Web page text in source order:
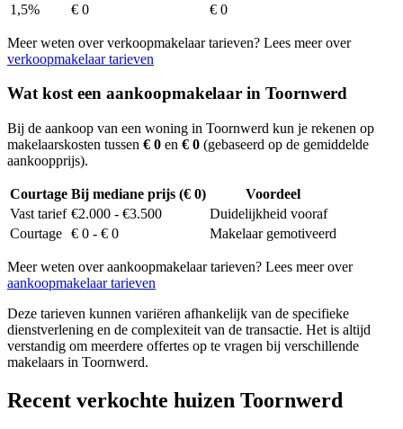
1,5%
€ 0 € 0
Meer weten over verkoopmakelaar tarieven? Lees meer over
verkoopmakelaar tarieven
Wat kost een aankoopmakelaar in Toornwerd
Bij de aankoop van een woning in Toornwerd kun je rekenen op
makelaarskosten tussen € 0 en € 0 (gebaseerd op de gemiddelde
aankoopprijs).
Courtage Bij mediane prijs (€ 0)
Voordeel
Vast tarief €2.000 - €3.500
Duidelijkheid vooraf
Courtage € 0 - € 0 Makelaar gemotiveerd
Meer weten over aankoopmakelaar tarieven? Lees meer over
aankoopmakelaar tarieven
Deze tarieven kunnen variëren afhankelijk van de specifieke
dienstverlening en de complexiteit van de transactie. Het is altijd
verstandig om meerdere offertes op te vragen bij verschillende
makelaars in Toornwerd.
Recent verkochte huizen Toornwerd